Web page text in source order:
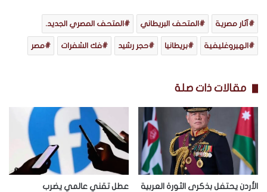
آثار مصرية المتحف البريطاني المتحف المصري الجديد.
الهيروغليفية بريطانيا حجر رشيد فك الشفرات مصر
مقالات ذات صلة
الأردن يحتفل بذكرى الثورة العربية
عطل تقني عالمي يضرب